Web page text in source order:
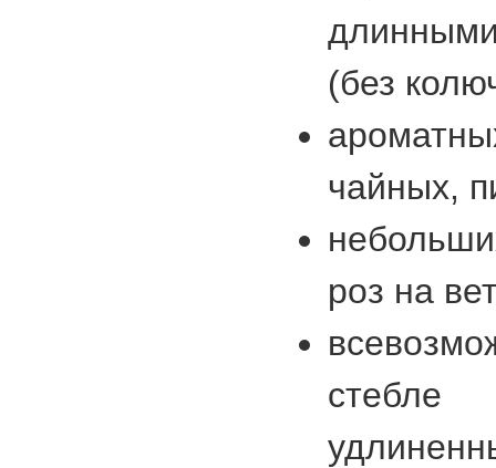
(без
чайных,
роз на
стебле